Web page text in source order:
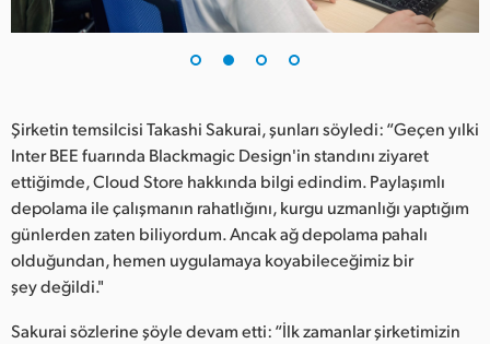
South Africa
Sweden
Chinese Taipei
UAE
Şirketin temsilcisi Takashi Sakurai, şunları söyledi: “Geçen yılki
Inter BEE fuarında Blackmagic Design'in standını ziyaret
ettiğimde, Cloud Store hakkında bilgi edindim. Paylaşımlı
depolama ile çalışmanın rahatlığını, kurgu uzmanlığı yaptığım
günlerden zaten biliyordum. Ancak ağ depolama pahalı
olduğundan, hemen uygulamaya koyabileceğimiz bir
şey değildi."
Sakurai sözlerine şöyle devam etti: “İlk zamanlar şirketimizin